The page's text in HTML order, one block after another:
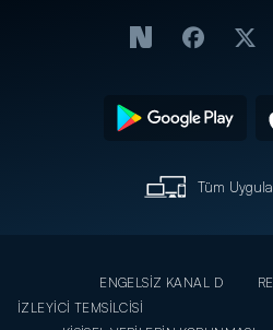
Tüm
ENGELSİZ KANAL D
İZLEYİCİ TEMSİLCİSİ